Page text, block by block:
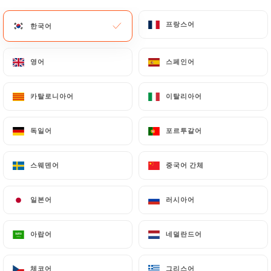
메뉴
한국어 프랑스어
영어 스페인어
카탈로니아어 이탈리아어
독일어 포르투갈어
스웨덴어 중국어 간체
일본어 러시아어
아랍어 네덜란드어
체코어 그리스어
연락처
한국어 프랑스어
영어 스페인어
카탈로니아어 이탈리아어
독일어 포르투갈어
스웨덴어 중국어 간체
일본어 러시아어
아랍어 네덜란드어
체코어 그리스어